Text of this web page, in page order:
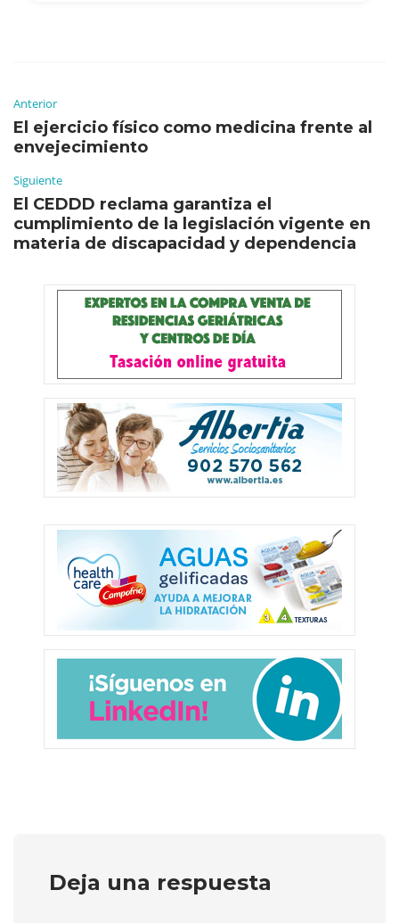
Anterior
El ejercicio físico como medicina frente al
envejecimiento
Siguiente
El CEDDD reclama garantiza el
cumplimiento de la legislación vigente en
materia de discapacidad y dependencia
Deja una respuesta